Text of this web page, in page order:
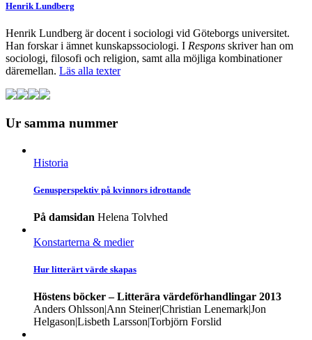
Henrik Lundberg
Henrik Lundberg är docent i sociologi vid Göteborgs universitet.
Han forskar i ämnet kunskapssociologi. I Respons skriver han om
sociologi, filosofi och religion, samt alla möjliga kombinationer
däremellan. Läs alla texter
Ur samma nummer
Historia
Genus­perspektiv på kvinnors idrottande
På damsidan Helena Tolvhed
Konstarterna & medier
Hur litterärt värde skapas
Höstens böcker – Litterära värdeförhandlingar 2013
Anders Ohlsson|Ann Steiner|Christian Lenemark|Jon
Helgason|Lisbeth Larsson|Torbjörn Forslid